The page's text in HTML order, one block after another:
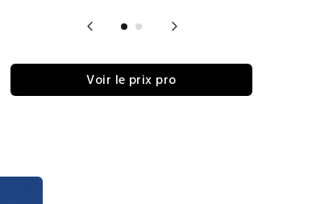
Voir le prix pro